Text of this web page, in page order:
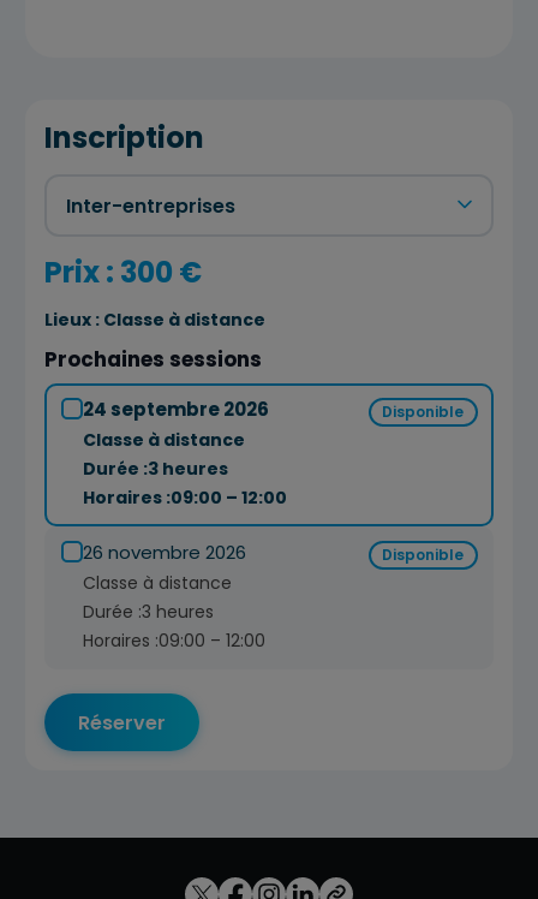
Inscription
Prix : 300 €
Lieux : Classe à distance
Prochaines sessions
24 septembre 2026 Disponible
Classe à distance
Durée :3 heures
Horaires :09:00 – 12:00
26 novembre 2026 Disponible
Classe à distance
Durée :3 heures
Horaires :09:00 – 12:00
Réserver